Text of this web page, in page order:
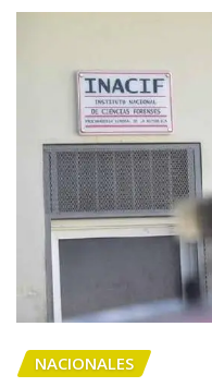
NACIONALES